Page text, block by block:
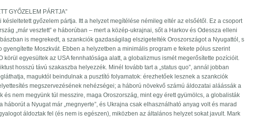
GYŐZELEM PÁRTJA”
győzelem pártja. Itt a helyzet megítélése némileg eltér az elsőétől. Ez a csoport
„már vesztett” e háborúban – mert a közép-ukrajnai, sőt a Harkov és Odessza elleni
is megrekedt, a szankciók gazdaságilag elszigetelték Oroszországot a Nyugattól, s
Moszkvát. Ebben a helyzetben a minimális program e fekete pólus szerint
körül egyesültek az USA fennhatósága alatt, a globalizmus ismét megerősítette pozícióit.
hosszú távú szakaszba helyezzék. Minél tovább tart a „status quo”, annál jobban
maguktól beindulnak a pusztító folyamatok: érezhetőek lesznek a szankciók
megszervezésének nehézségei; a háború növekvő számú áldozatai aláássák a
és nem megyünk túl messzire, maga Oroszország, mint egy érett gyümölcs, a globalisták
a Nyugat már „megnyerte”, és Ukrajna csak elhasználható anyag volt és marad
áldoztak fel (és nem is egészen), miközben az általános helyzet sokat javult. Mark